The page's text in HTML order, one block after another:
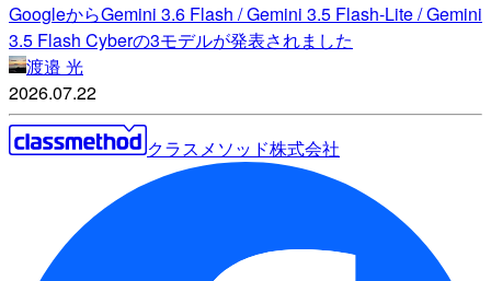
GoogleからGemini 3.6 Flash / Gemini 3.5 Flash-Lite / Gemini
3.5 Flash Cyberの3モデルが発表されました
渡邉 光
2026.07.22
クラスメソッド株式会社